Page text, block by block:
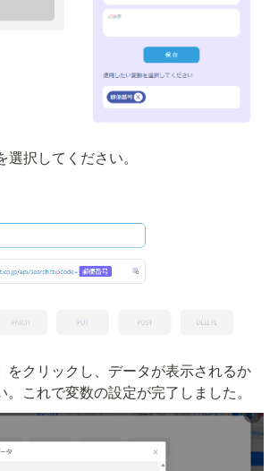
択してください。
をクリックし、データが表示されるか
これで変数の設定が完了しました。